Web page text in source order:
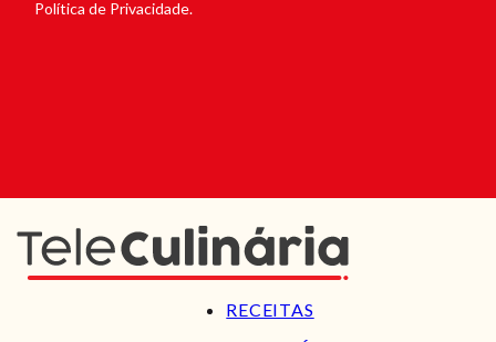
Política de Privacidade.
RECEITAS